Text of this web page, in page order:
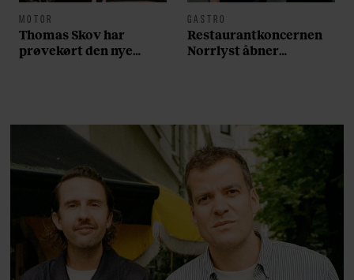
MOTOR
Thomas Skov har
prøvekørt den nye
GASTRO
Restaurantkoncernen
Norrlyst åbner